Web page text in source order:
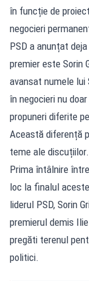
în funcție de
negocieri
PSD a anunțat
premier este Sorin
avansat numele lui
în negocieri nu
propuneri diferite
Această diferență
teme ale discuțiilor.
Prima întâlnire
loc la finalul
liderul PSD, Sorin
premierul demis
pregăti terenul
politici.